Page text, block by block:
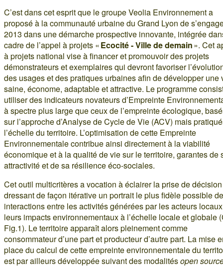
C’est dans cet esprit que le groupe Veolia Environnement a
proposé à la communauté urbaine du Grand Lyon de
2013 dans une démarche prospective innovante, intégrée
cadre de l’appel à projets «Ecocité - Ville de demain». Cet
à projets national vise à financer et promouvoir des projets
démonstrateurs et exemplaires qui devront favoriser
des usages et des pratiques urbaines afin de développer une
saine, économe, adaptable et attractive. Le programme
utiliser des indicateurs novateurs d’Empreinte
à spectre plus large que ceux de l’empreinte écologique,
sur l’approche d’Analyse de Cycle de Vie (ACV) mais
l’échelle du territoire. L’optimisation de cette Empreinte
Environnementale contribue ainsi directement à la viabilité
économique et à la qualité de vie sur le territoire, garantes de
attractivité et de sa résilience éco-sociales.
Cet outil multicritères a vocation à éclairer la prise de
dressant de façon itérative un portrait le plus fidèle possible
interactions entre les activités générées par les acteurs
leurs impacts environnementaux à l’échelle locale et globale
Fig.1). Le territoire apparaît alors pleinement comme
consommateur d’une part et producteur d’autre part. La mise
place du calcul de cette empreinte environnementale du
est par ailleurs développée suivant des modalitésopen